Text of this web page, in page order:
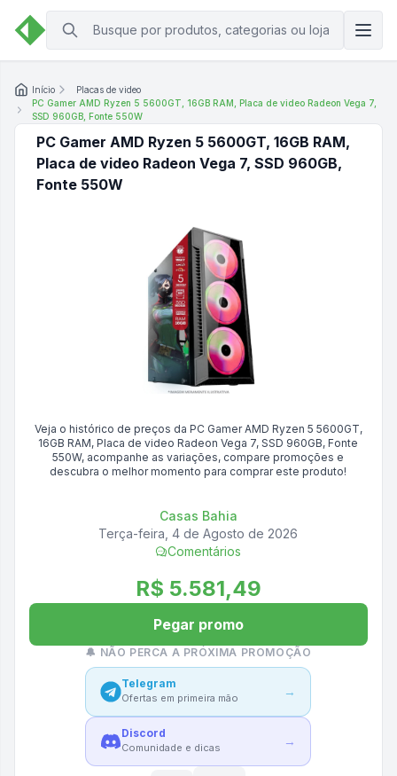
Início
Placas de video
PC Gamer AMD Ryzen 5 5600GT, 16GB RAM, Placa de video Radeon Vega 7,
SSD 960GB, Fonte 550W
PC Gamer AMD Ryzen 5 5600GT, 16GB RAM,
Placa de video Radeon Vega 7, SSD 960GB,
Fonte 550W
Veja o histórico de preços da PC Gamer AMD Ryzen 5 5600GT,
16GB RAM, Placa de video Radeon Vega 7, SSD 960GB, Fonte
550W, acompanhe as variações, compare promoções e
descubra o melhor momento para comprar este produto!
Casas Bahia
Terça-feira, 4 de Agosto de 2026
Comentários
R$ 5.581,49
Pegar promo
🔔 NÃO PERCA A PRÓXIMA PROMOÇÃO
Telegram
Ofertas em primeira mão →
Discord
Comunidade e dicas →